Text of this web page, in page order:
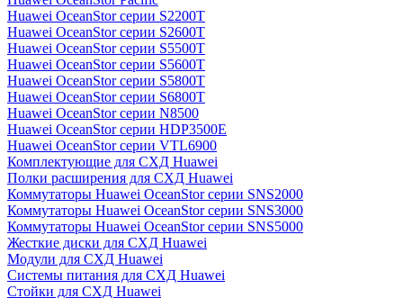
Huawei OceanStor серии S2200T
Huawei OceanStor серии S2600T
Huawei OceanStor серии S5500T
Huawei OceanStor серии S5600T
Huawei OceanStor серии S5800T
Huawei OceanStor серии S6800T
Huawei OceanStor серии N8500
Huawei OceanStor серии HDP3500E
Huawei OceanStor серии VTL6900
Комплектующие для СХД Huawei
Полки расширения для СХД Huawei
Коммутаторы Huawei OceanStor серии SNS2000
Коммутаторы Huawei OceanStor серии SNS3000
Коммутаторы Huawei OceanStor серии SNS5000
Жесткие диски для СХД Huawei
Модули для СХД Huawei
Системы питания для СХД Huawei
Стойки для СХД Huawei